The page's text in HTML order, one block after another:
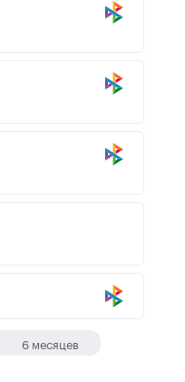
6 месяцев